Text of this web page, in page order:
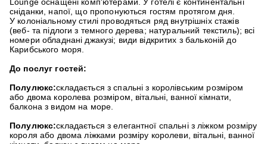
сніданки, напої, що пропонуються гостям протягом дня.
У колоніальному стилі проводяться ряд внутрішніх стажів
(веб- та підлоги з темного дерева; натуральний текстиль); всі
номери обладнані джакузі; види відкритих з бальконій до
Карибського моря.
До послуг гостей:
Полулюкс:складається з спальні з королівським розміром
або двома королева розміром, вітальні, ванної кімнати,
балкона з видом на море.
Полулюкс:складається з елегантної спальні з ліжком розміру
короля або двома ліжками розміру королеви, вітальні, ванної